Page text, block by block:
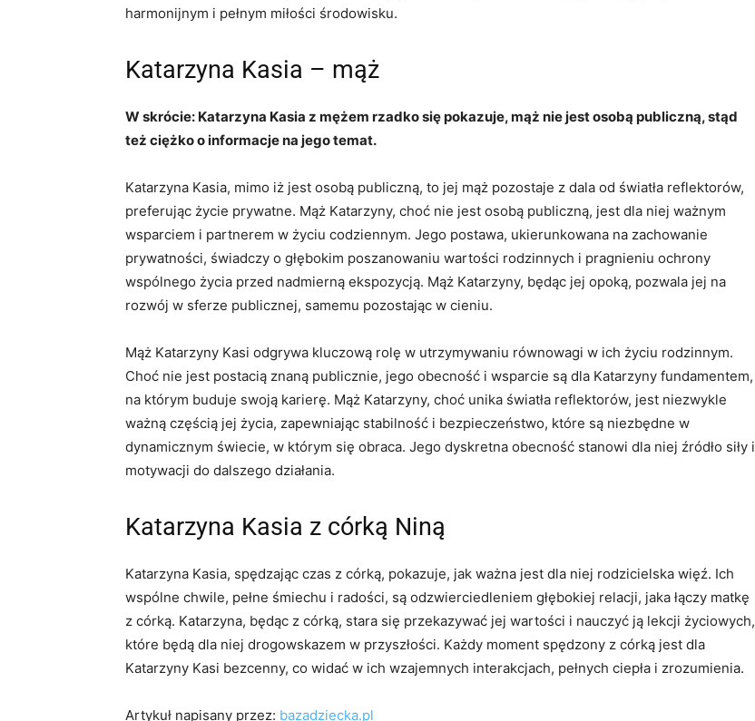
harmonijnym i pełnym miłości środowisku.
Katarzyna Kasia – mąż
W skrócie: Katarzyna Kasia z mężem rzadko się pokazuje, mąż nie jest osobą publiczną, stąd
też ciężko o informacje na jego temat.
Katarzyna Kasia, mimo iż jest osobą publiczną, to jej mąż pozostaje z dala od światła reflektorów,
preferując życie prywatne. Mąż Katarzyny, choć nie jest osobą publiczną, jest dla niej ważnym
wsparciem i partnerem w życiu codziennym. Jego postawa, ukierunkowana na zachowanie
prywatności, świadczy o głębokim poszanowaniu wartości rodzinnych i pragnieniu ochrony
wspólnego życia przed nadmierną ekspozycją. Mąż Katarzyny, będąc jej opoką, pozwala jej na
rozwój w sferze publicznej, samemu pozostając w cieniu.
Mąż Katarzyny Kasi odgrywa kluczową rolę w utrzymywaniu równowagi w ich życiu rodzinnym.
Choć nie jest postacią znaną publicznie, jego obecność i wsparcie są dla Katarzyny fundamentem,
na którym buduje swoją karierę. Mąż Katarzyny, choć unika światła reflektorów, jest niezwykle
ważną częścią jej życia, zapewniając stabilność i bezpieczeństwo, które są niezbędne w
dynamicznym świecie, w którym się obraca. Jego dyskretna obecność stanowi dla niej źródło siły i
motywacji do dalszego działania.
Katarzyna Kasia z córką Niną
Katarzyna Kasia, spędzając czas z córką, pokazuje, jak ważna jest dla niej rodzicielska więź. Ich
wspólne chwile, pełne śmiechu i radości, są odzwierciedleniem głębokiej relacji, jaka łączy matkę
z córką. Katarzyna, będąc z córką, stara się przekazywać jej wartości i nauczyć ją lekcji życiowych,
które będą dla niej drogowskazem w przyszłości. Każdy moment spędzony z córką jest dla
Katarzyny Kasi bezcenny, co widać w ich wzajemnych interakcjach, pełnych ciepła i zrozumienia.
Artykuł napisany przez: bazadziecka.pl